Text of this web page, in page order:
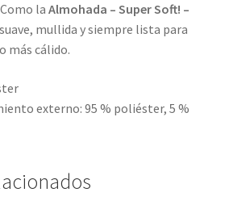
la Almohada – Super Soft! –
mullida y siempre lista para
más cálido.
externo: 95 % poliéster, 5 %